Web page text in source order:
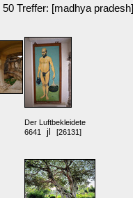
50 Treffer: [madhya pradesh]
Der Luftbekleidete
6641
jl [26131]